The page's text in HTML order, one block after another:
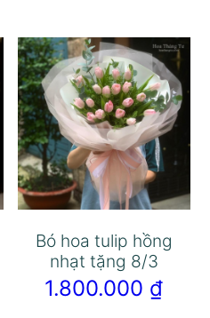
Bó hoa tulip hồng
nhạt tặng 8/3
1.800.000 ₫